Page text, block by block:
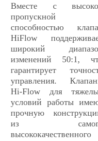
Вместе с
пропускной
способностью
HiFlow
широкий
изменений 50:1,
гарантирует
управления.
Hi-Flow для
условий работы
прочную
из
высококачественного